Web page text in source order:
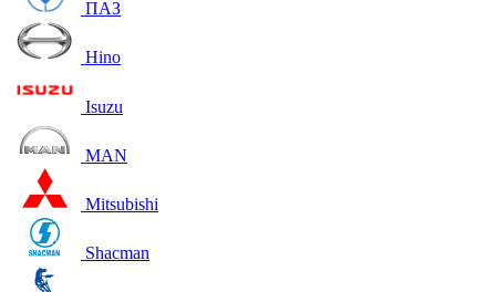
ПАЗ
Hino
Isuzu
MAN
Mitsubishi
Shacman